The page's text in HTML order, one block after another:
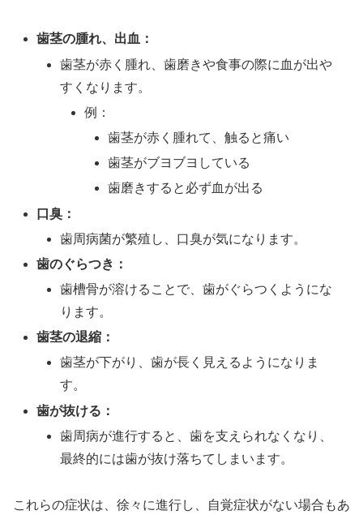
歯茎の腫れ、出血：
歯茎が赤く腫れ、歯磨きや食事の際に血が出や
すくなります。
例：
歯茎が赤く腫れて、触ると痛い
歯茎がブヨブヨしている
歯磨きすると必ず血が出る
口臭：
歯周病菌が繁殖し、口臭が気になります。
歯のぐらつき：
歯槽骨が溶けることで、歯がぐらつくようにな
ります。
歯茎の退縮：
歯茎が下がり、歯が長く見えるようになりま
す。
歯が抜ける：
歯周病が進行すると、歯を支えられなくなり、
最終的には歯が抜け落ちてしまいます。
これらの症状は、徐々に進行し、自覚症状がない場合もあ